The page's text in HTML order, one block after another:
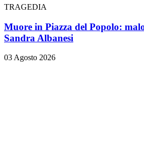
TRAGEDIA
Muore in Piazza del Popolo:
Sandra Albanesi
03 Agosto 2026